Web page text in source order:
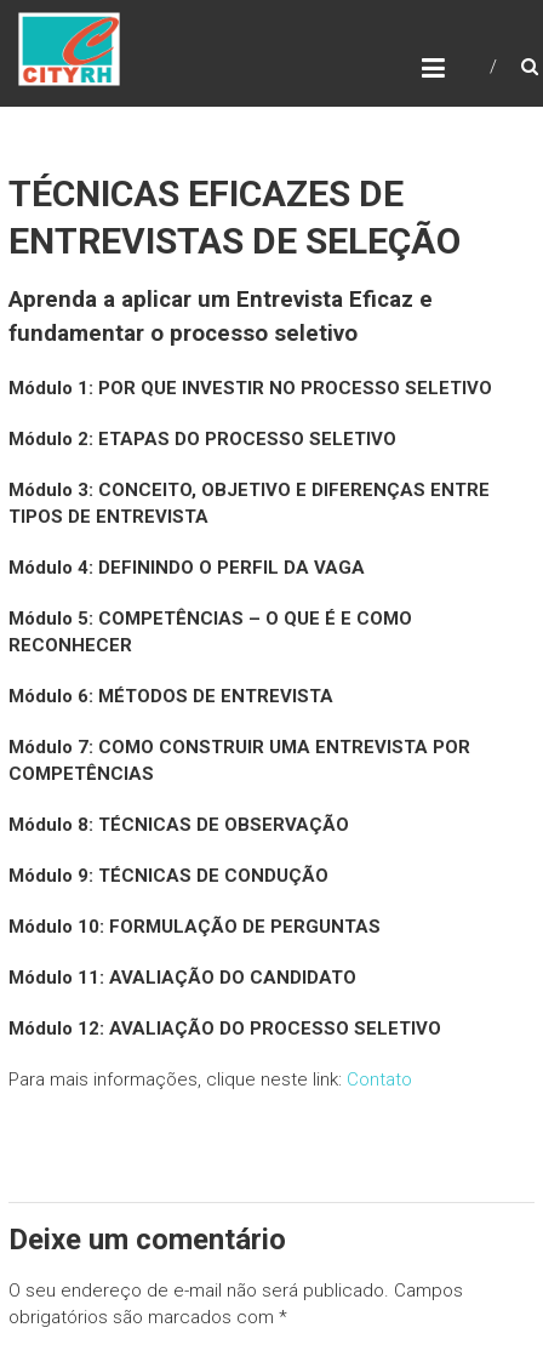
Skip
content
TÉCNICAS EFICAZES DE
ENTREVISTAS DE SELEÇÃO
Aprenda a aplicar um Entrevista Eficaz e
fundamentar o processo seletivo
Módulo 1: POR QUE INVESTIR NO PROCESSO SELETIVO
Módulo 2: ETAPAS DO PROCESSO SELETIVO
Módulo 3: CONCEITO, OBJETIVO E DIFERENÇAS ENTRE
TIPOS DE ENTREVISTA
Módulo 4: DEFININDO O PERFIL DA VAGA
Módulo 5: COMPETÊNCIAS – O QUE É E COMO
RECONHECER
Módulo 6: MÉTODOS DE ENTREVISTA
Módulo 7: COMO CONSTRUIR UMA ENTREVISTA POR
COMPETÊNCIAS
Módulo 8: TÉCNICAS DE OBSERVAÇÃO
Módulo 9: TÉCNICAS DE CONDUÇÃO
Módulo 10: FORMULAÇÃO DE PERGUNTAS
Módulo 11: AVALIAÇÃO DO CANDIDATO
Módulo 12: AVALIAÇÃO DO PROCESSO SELETIVO
Para mais informações, clique neste link: Contato
Deixe um comentário
O seu endereço de e-mail não será publicado. Campos
obrigatórios são marcados com *